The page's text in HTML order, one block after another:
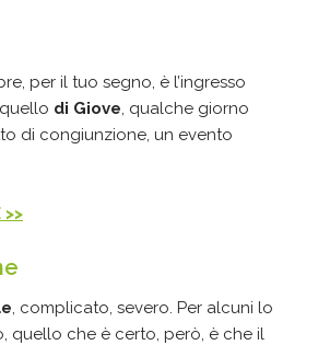
per il tuo segno, è l’ingresso
di Giove, qualche giorno
di congiunzione, un evento
, complicato, severo. Per alcuni lo
quello che è certo, però, è che il